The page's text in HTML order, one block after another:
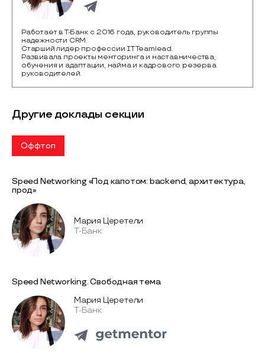
Работает в Т-Банк c 2016 года, руководитель группы
надежности CRM.
Старший лидер профессии IT Teamlead.
Развивала проекты менторинга и наставничества,
обучения и адаптации, найма и кадрового резерва
руководителей.
Другие доклады секции
Оффтоп
Speed Networking «Под капотом: backend, архитектура,
прод»
Мария Церетели
Т-Банк
Speed Networking. Свободная тема
Мария Церетели
Т-Банк